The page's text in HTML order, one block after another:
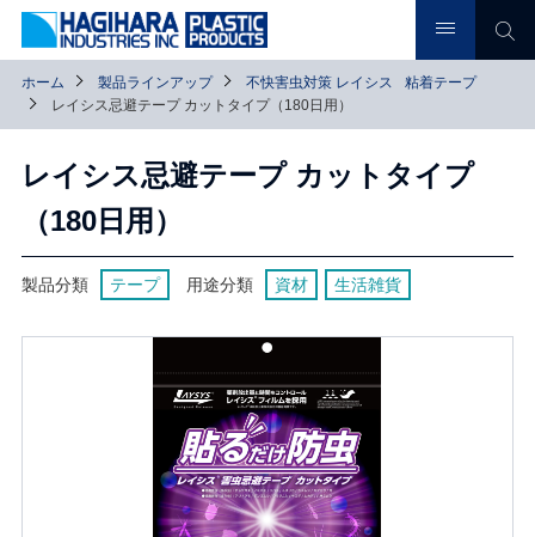
ホーム 製品ラインアップ 不快害虫対策 レイシス
粘着テープ
レイシス忌避テープ カットタイプ（180日用）
レイシス忌避テープ カットタイプ
（180日用）
製品分類 テープ 用途分類 資材 生活雑貨